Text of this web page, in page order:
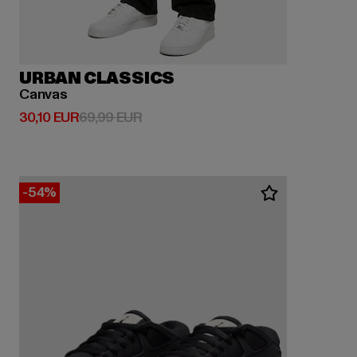
URBAN CLASSICS
Canvas
30,10 EUR
Derzeitiger Preis: 30,10 EUR
69,99 EURAktionspreis: 69,99 EUR
-54%